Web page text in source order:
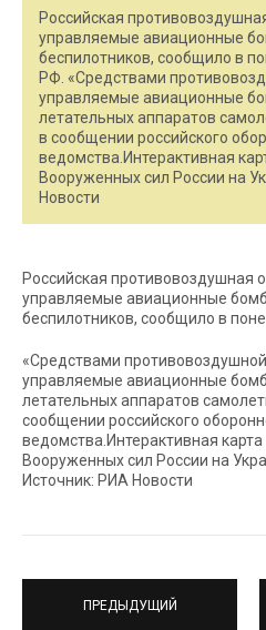
Российская
управляемые авиационные
беспилотников, сообщило в
РФ. «Средствами
управляемые авиационные
летательных аппаратов
в сообщении российского
ведомства.Интерактивная
Вооруженных сил России на
Новости
Российская противовоздушная
управляемые авиационные
беспилотников, сообщило в
«Средствами
управляемые авиационные
летательных аппаратов
сообщении российского
ведомства.Интерактивная
Вооруженных сил России на
Источник: РИА Новости
ПРЕДЫДУЩИЙ